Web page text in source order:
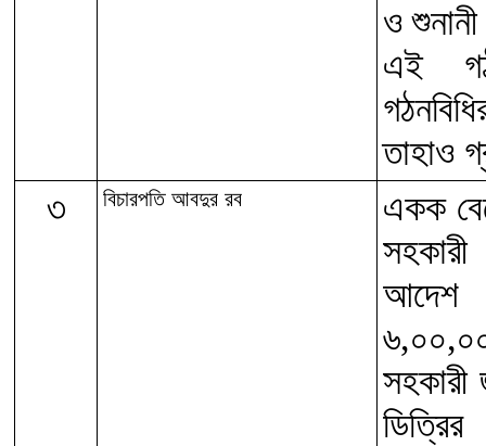
ও
এই
তাহাও
৩
বিচারপতি আবদুর রব
একক
আদেশ
ডিত্রির